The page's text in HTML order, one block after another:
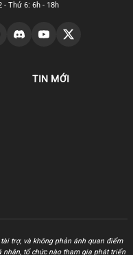
- Thứ 6: 6h - 18h
TIN MỚI
trợ, và không phản ánh quan điểm
nhân, tổ chức nào tham gia phát triển